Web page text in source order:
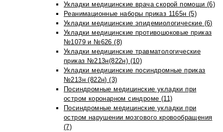
Укладки медицинские врача скорой помощи (6)
Реанимационные наборы приказ 1165н (5)
Укладки медицинские эпидемиологические (6)
Укладки медицинские противошоковые приказ
№1079 и №626 (8)
Укладки медицинские травматологические
приказ №213н(822н) (10)
Укладки медицинские посиндромные приказ
№213н (822н) (3)
Посиндромные медицинские укладки при
остром коронарном синдроме (11)
Посиндромные медицинские укладки при
остром нарушении мозгового кровообращения
(7)